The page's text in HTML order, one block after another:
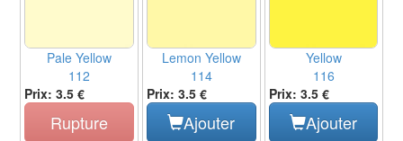
Pale Yellow
112
Prix: 3.5 €
Rupture
Lemon Yellow
114
Prix: 3.5 €
Ajouter
Yellow
116
Prix: 3.5 €
Ajouter